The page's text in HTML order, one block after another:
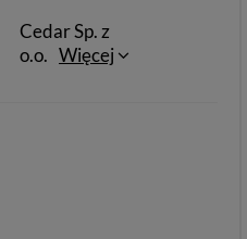
Cedar Sp. z
o.o. Więcej